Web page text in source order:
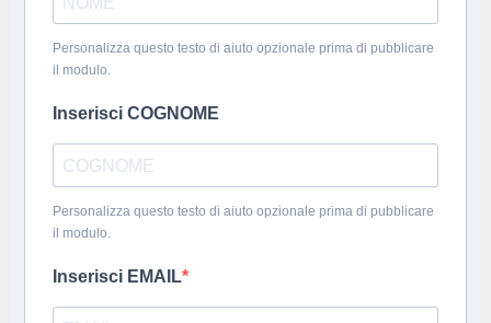
Personalizza questo testo di aiuto opzionale prima di pubblicare
il modulo.
Inserisci COGNOME
Personalizza questo testo di aiuto opzionale prima di pubblicare
il modulo.
Inserisci EMAIL